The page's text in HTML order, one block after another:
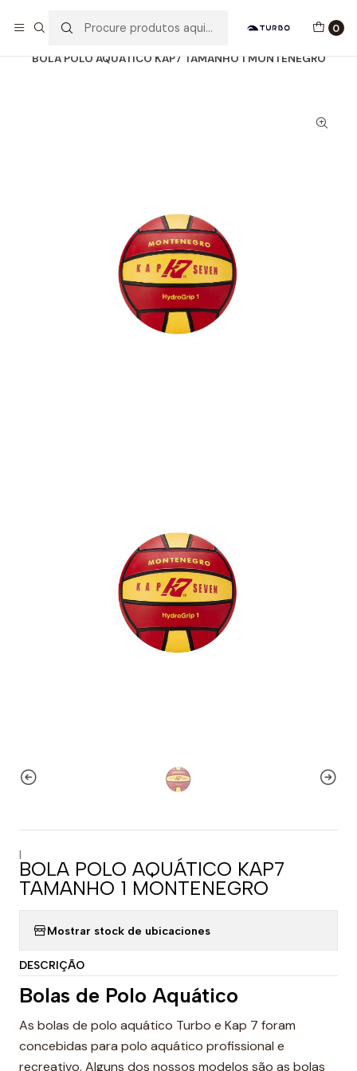
0
BOLA POLO AQUÁTICO KAP7 TAMANHO 1 MONTENEGRO
|
BOLA POLO AQUÁTICO KAP7
TAMANHO 1 MONTENEGRO
Mostrar stock de ubicaciones
DESCRIÇÃO
Bolas de Polo Aquático
As bolas de polo aquático Turbo e Kap 7 foram
concebidas para polo aquático profissional e
recreativo. Alguns dos nossos modelos são as bolas